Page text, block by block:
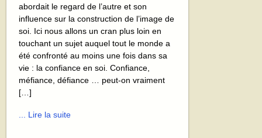
abordait le regard de l’autre et son
influence sur la construction de l’image de
soi. Ici nous allons un cran plus loin en
touchant un sujet auquel tout le monde a
été confronté au moins une fois dans sa
vie : la confiance en soi. Confiance,
méfiance, défiance … peut-on vraiment
[…]
... Lire la suite